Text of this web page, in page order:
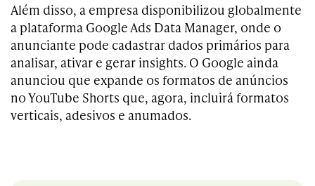
Além disso, a empresa disponibilizou globalmente
a plataforma Google Ads Data Manager, onde o
anunciante pode cadastrar dados primários para
analisar, ativar e gerar insights. O Google ainda
anunciou que expande os formatos de anúncios
no YouTube Shorts que, agora, incluirá formatos
verticais, adesivos e anumados.